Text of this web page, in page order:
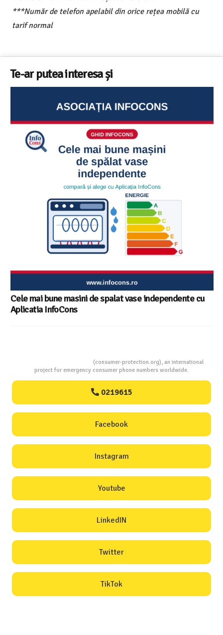
***Număr de telefon apelabil din orice rețea mobilă cu
tarif normal
Te-ar putea interesa și
Cele mai bune masini de spalat vase independente cu
Aplicatia InfoCons
(consumer-protection.org), an international
project for emergency consumer phone numbers worldwide.
0219615
Facebook
Instagram
Youtube
LinkedIN
Twitter
TikTok